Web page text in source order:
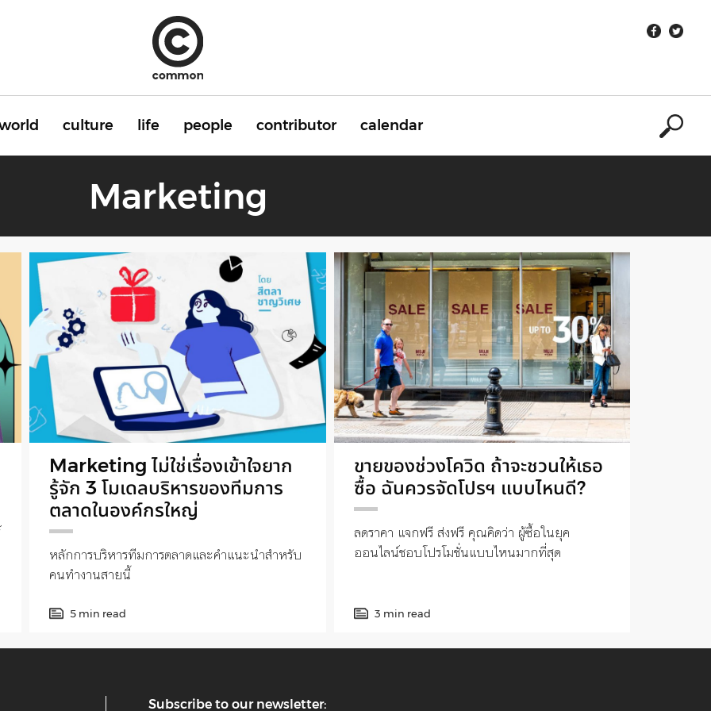
culture life people contributor calendar
Marketing
Marketing ไม่ใช่เรื่องเข้าใจยาก
รู้จัก 3 โมเดลบริหารของทีมการ
ตลาดในองค์กรใหญ่
หลักการบริหารทีมการตลาดและคำแนะนำสำหรับ
คนทำงานสายนี้
5 min read
ขายของช่วงโควิด ถ้าจะชวนให้เธอ
ซื้อ ฉันควรจัดโปรฯ แบบไหนดี?
ลดราคา แจกฟรี ส่งฟรี คุณคิดว่า ผู้ซื้อในยุค
ออนไลน์ชอบโปรโมชั่นแบบไหนมากที่สุด
3 min read
Subscribe to our newsletter: